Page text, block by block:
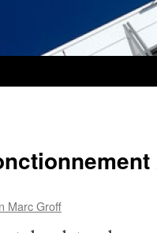
Marc Groff